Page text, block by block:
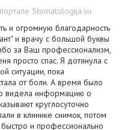
Stomatologija.su
и огромную благодарность
и врачу с большой буквы
за Ваш профессионализм,
просто спас. Я дотянула с
ситуации, пока
от боли. А время было
видела информацию о
круглосуточно
в клинике снимок, потом
и профессионально